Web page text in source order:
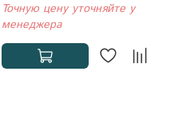
Точную цену уточняйте у
менеджера